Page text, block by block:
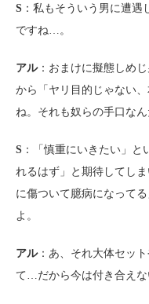
S ：私もそういう男に遭
ですね…。
アル：おまけに擬態しめ
から「ヤリ目的じゃない
ね。それも奴らの手口なん
S ：「慎重にいきたい」と
れるはず」と期待してし
に傷ついて臆病になって
よ。
アル：あ、それ大体セッ
て…だから今は付き合えな